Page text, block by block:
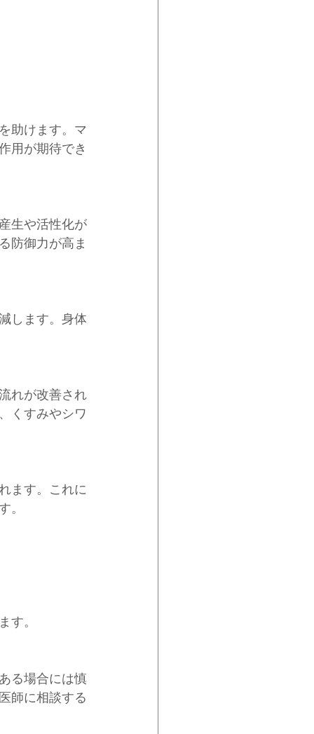
助けます。マ
用が期待でき
生や活性化が
防御力が高ま
します。身体
れが改善され
くすみやシワ
ます。これに
。
す。
る場合には慎
師に相談する